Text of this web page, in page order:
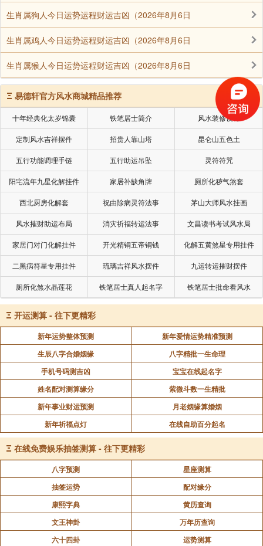
生肖属狗人今日运势运程财运吉凶（2026年8月6日
生肖属鸡人今日运势运程财运吉凶（2026年8月6日
生肖属猴人今日运势运程财运吉凶（2026年8月6日
Ξ 易德轩官方风水商城精品推荐
十年经典化太岁锦囊 铁笔居士简介 风水装修设计
定制风水吉祥摆件 招贵人靠山塔 昆仑山五色土
五行功能调理手链 五行助运吊坠 灵符符咒
阳宅流年九星化解挂件 家居补缺角牌 厕所化秽气煞套
西北厨房化解套 祝由除病灵符法事 茅山大师风水挂画
风水摧财助运布局 消灾祈福转运法事 文昌读书考试风水局
家居门对门化解挂件 开光精铜五帝铜钱 化解五黄煞星专用挂件
二黑病符星专用挂件 琉璃吉祥风水摆件 九运转运摧财摆件
厕所化煞水晶莲花 铁笔居士真人起名字 铁笔居士批命看风水
Ξ 开运测算 - 往下更精彩
新年运势整体预测
新年爱情运势精准预测
生辰八字合婚姻缘
八字精批一生命理
手机号码测吉凶
宝宝在线起名字
姓名配对测算缘分
紫微斗数一生精批
新年事业财运预测
月老姻缘算婚姻
新年祈福点灯
在线自助百分起名
Ξ 在线免费娱乐抽签测算 - 往下更精彩
八字预测
星座测算
抽签运势
配对缘分
康熙字典
黄历查询
文王神卦
万年历查询
六十四卦
运势测算